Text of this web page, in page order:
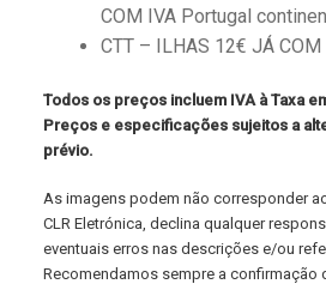
COM IVA Portugal
CTT – ILHAS 12€ JÁ COM
Todos os preços incluem IVA à Taxa
Preços e especificações sujeitos a
prévio.
As imagens podem não corresponder
CLR Eletrónica, declina qualquer
eventuais erros nas descrições e/ou
Recomendamos sempre a confirmação